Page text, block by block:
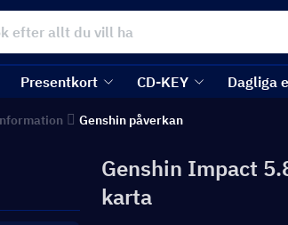
Presentkort CD-KEY Dagliga
Genshin påverkan
Genshin Impact
karta